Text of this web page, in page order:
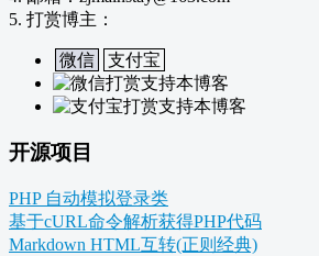
5. 打赏博主：
微信 支付宝
开源项目
PHP 自动模拟登录类
基于cURL命令解析获得PHP代码
Markdown HTML互转(正则经典)